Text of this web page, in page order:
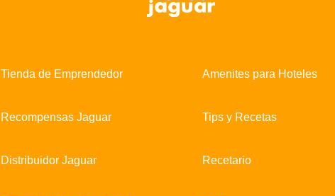
Tienda de Emprendedor
Recompensas Jaguar
Distribuidor Jaguar
Amenites para Hoteles
Tips y Recetas
Recetario